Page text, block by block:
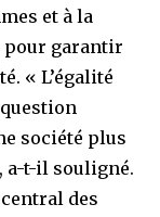
et à la
pour garantir
« L’égalité
question
société plus
a-t-il souligné.
des